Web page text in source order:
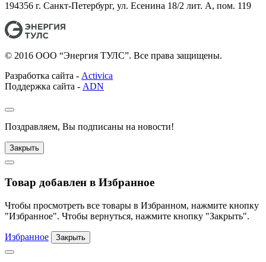
194356 г. Санкт-Петербург, ул. Есенина 18/2 лит. А, пом. 119
© 2016 ООО “Энергия ТУЛС”. Все права защищены.
Разработка сайта - Activica
Поддержка сайта - ADN
Поздравляем, Вы подписаны на новости!
Закрыть
Товар добавлен в Избранное
Чтобы просмотреть все товары в Избранном, нажмите кнопку
"Избранное". Чтобы вернуться, нажмите кнопку "Закрыть".
Избранное Закрыть